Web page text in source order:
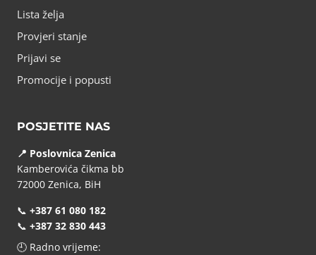
Lista želja
Provjeri stanje
Prijavi se
Promocije i popusti
POSJETITE NAS
📍 Poslovnica Zenica
Kamberovića čikma bb
72000 Zenica, BiH
📞 +387 61 080 182
📞 +387 32 830 443
🕘 Radno vrijeme: